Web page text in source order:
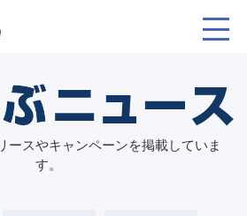
売買仲介
業務向け機能
賃貸管理
業務向け機能
ースやキャンペーンを掲載していま
す。